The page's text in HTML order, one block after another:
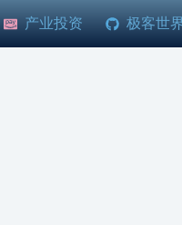
产业投资 极客世